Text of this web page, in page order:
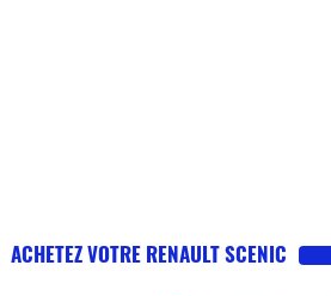
ACHETEZ VOTRE RENAULT SCENIC